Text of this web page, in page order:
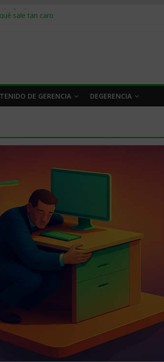
y cobrar en 2026
qué hacer
segmentarlo y venderle
DE GERENCIA DEGERENCIA